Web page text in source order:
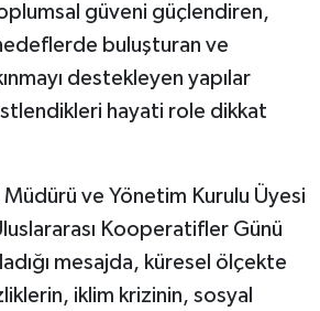
güveni güçlendiren,
buluşturan ve
destekleyen yapılar
hayati role dikkat
ve Yönetim Kurulu Üyesi
Kooperatifler Günü
mesajda, küresel ölçekte
iklim krizinin, sosyal